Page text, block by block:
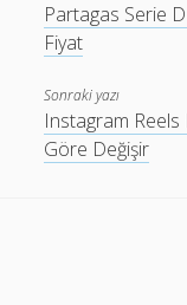
Partagas Serie
Fiyat
Sonraki yazı
Instagram Reels
Göre Değişir